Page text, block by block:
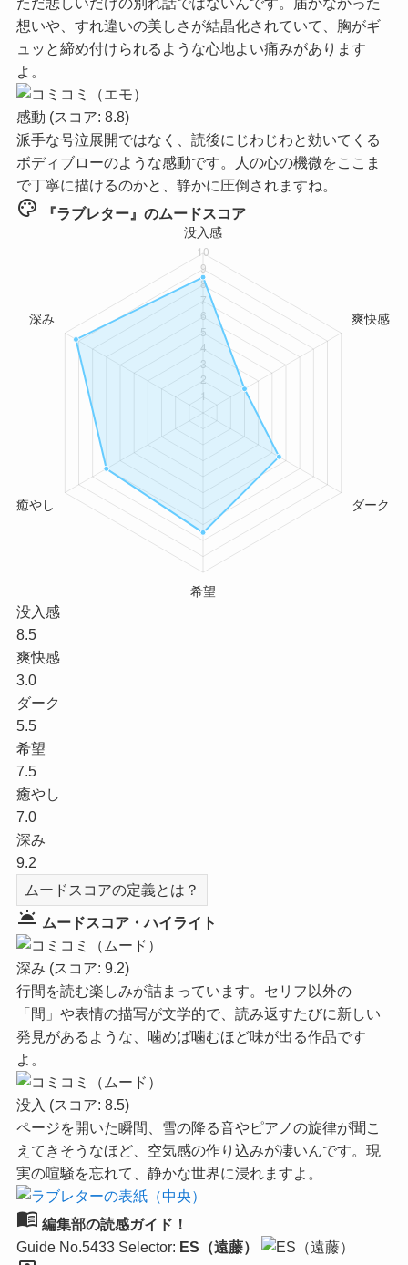
想いや、すれ違いの美しさが結晶化されていて、胸がギ
ュッと締め付けられるような心地よい痛みがあります
よ。
感動 (スコア: 8.8)
派手な号泣展開ではなく、読後にじわじわと効いてくる
ボディブローのような感動です。人の心の機微をここま
で丁寧に描けるのかと、静かに圧倒されますね。
palette 『ラブレター』のムードスコア
没入感
8.5
爽快感
3.0
ダーク
5.5
希望
7.5
癒やし
7.0
深み
9.2
ムードスコアの定義とは？
wb_twilight ムードスコア・ハイライト
深み (スコア: 9.2)
行間を読む楽しみが詰まっています。セリフ以外の
「間」や表情の描写が文学的で、読み返すたびに新しい
発見があるような、噛めば噛むほど味が出る作品です
よ。
没入 (スコア: 8.5)
ページを開いた瞬間、雪の降る音やピアノの旋律が聞こ
えてきそうなほど、空気感の作り込みが凄いんです。現
実の喧騒を忘れて、静かな世界に浸れますよ。
menu_book 編集部の読感ガイド！
Guide No.5433 Selector: ES（遠藤）